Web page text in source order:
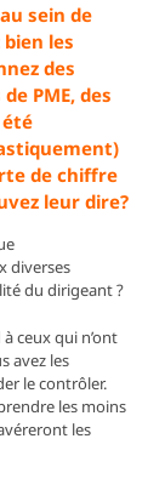
sein de
bien les
des
PME, des
de chiffre
leur dire?
diverses
du dirigeant ?
ceux qui n’ont
avez les
le contrôler.
les moins
les